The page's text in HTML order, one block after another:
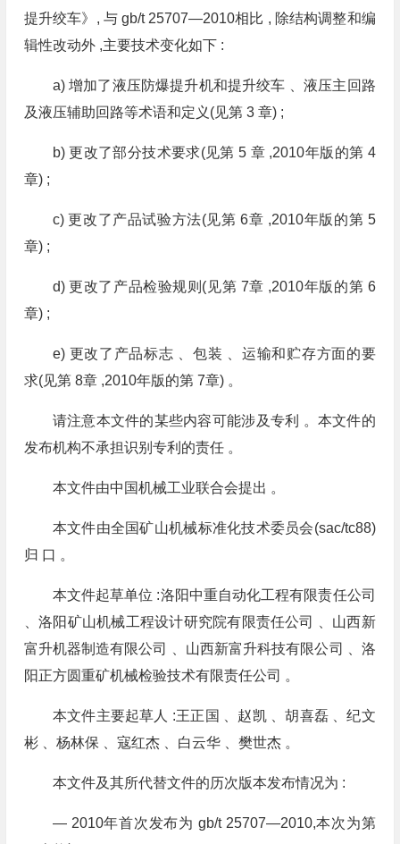
提升绞车》, 与 gb/t 25707—2010相比 , 除结构调整和编
辑性改动外 ,主要技术变化如下 :
a) 增加了液压防爆提升机和提升绞车 、液压主回路
及液压辅助回路等术语和定义(见第 3 章) ;
b) 更改了部分技术要求(见第 5 章 ,2010年版的第 4
章) ;
c) 更改了产品试验方法(见第 6章 ,2010年版的第 5
章) ;
d) 更改了产品检验规则(见第 7章 ,2010年版的第 6
章) ;
e) 更改了产品标志 、包装 、运输和贮存方面的要
求(见第 8章 ,2010年版的第 7章) 。
请注意本文件的某些内容可能涉及专利 。本文件的
发布机构不承担识别专利的责任 。
本文件由中国机械工业联合会提出 。
本文件由全国矿山机械标准化技术委员会(sac/tc88)
归 口 。
本文件起草单位 :洛阳中重自动化工程有限责任公司
、洛阳矿山机械工程设计研究院有限责任公司 、山西新
富升机器制造有限公司 、山西新富升科技有限公司 、洛
阳正方圆重矿机械检验技术有限责任公司 。
本文件主要起草人 :王正国 、赵凯 、胡喜磊 、纪文
彬 、杨林保 、寇红杰 、白云华 、樊世杰 。
本文件及其所代替文件的历次版本发布情况为 :
— 2010年首次发布为 gb/t 25707—2010,本次为第